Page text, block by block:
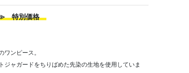
≫ 特別価格
ワンピース。
ャガードをちりばめた先染の生地を使用していま